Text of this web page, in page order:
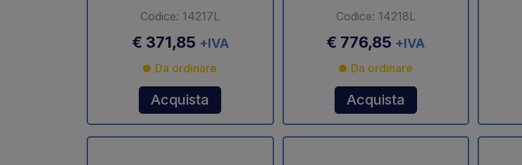
Codice: 14217L
€ 371,85 +IVA
Da ordinare
Acquista
Codice: 14218L
€ 776,85 +IVA
Da ordinare
Acquista